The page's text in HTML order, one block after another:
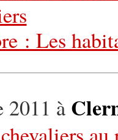
: Les
2011 à